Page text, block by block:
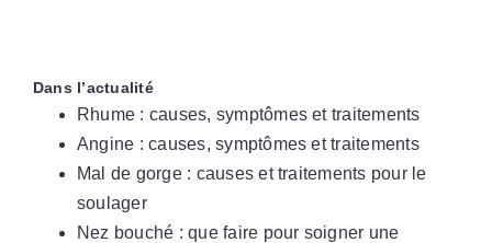
Dans l’actualité
Rhume : causes, symptômes et traitements
Angine : causes, symptômes et traitements
Mal de gorge : causes et traitements pour le
soulager
Nez bouché : que faire pour soigner une